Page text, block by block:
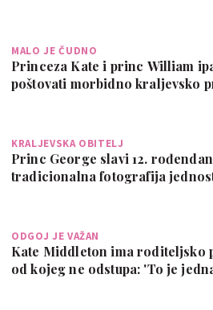
MALO JE ČUDNO
Princeza Kate i princ William
poštovati morbidno kraljevsko
KRALJEVSKA OBITELJ
Princ George slavi 12.
tradicionalna fotografija
ODGOJ JE VAŽAN
Kate Middleton ima roditeljsko
od kojeg ne odstupa: 'To je